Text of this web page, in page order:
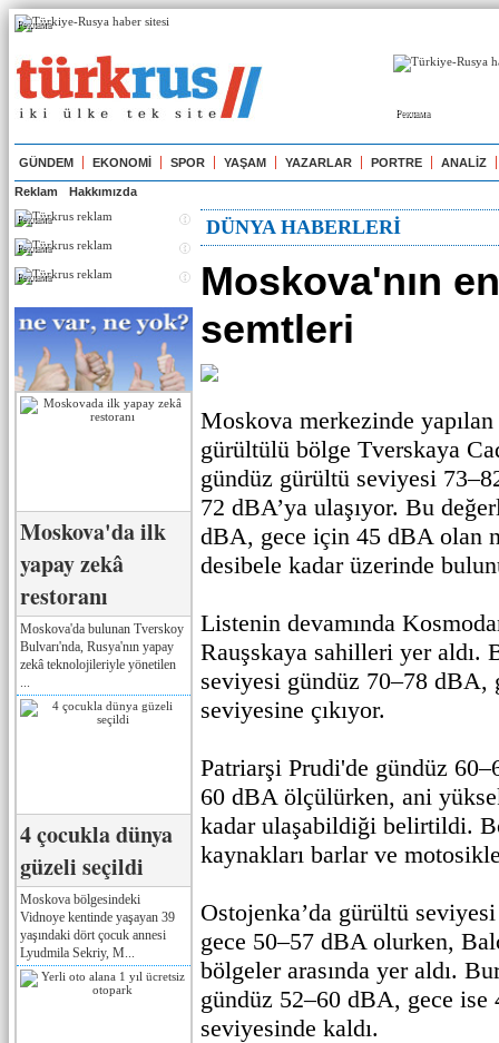
Реклама
Реклама
GÜNDEM EKONOMİ SPOR YAŞAM YAZARLAR PORTRE ANALİZ
Reklam Hakkımızda
Реклама
Реклама
Реклама
Moskova'da ilk
yapay zekâ
restoranı
Moskova'da bulunan Tverskoy
Bulvarı'nda, Rusya'nın yapay
zekâ teknolojileriyle yönetilen
4 çocukla dünya
güzeli seçildi
Moskova bölgesindeki
Vidnoye kentinde yaşayan 39
yaşındaki dört çocuk annesi
Lyudmila Sekriy, M...
DÜNYA HABERLERİ
Moskova'nın
semtleri
Moskova merkezinde yapılan
gürültülü bölge Tverskaya
gündüz gürültü seviyesi
72 dBA’ya ulaşıyor. Bu
dBA, gece için 45 dBA olan
desibele kadar üzerinde
Listenin devamında
Rauşskaya sahilleri yer aldı.
seviyesi gündüz 70–78 dBA,
seviyesine çıkıyor.
Patriarşi Prudi'de gündüz
60 dBA ölçülürken, ani
kadar ulaşabildiği belirtildi.
kaynakları barlar ve
Ostojenka’da gürültü
gece 50–57 dBA olurken,
bölgeler arasında yer aldı.
gündüz 52–60 dBA, gece ise
seviyesinde kaldı.